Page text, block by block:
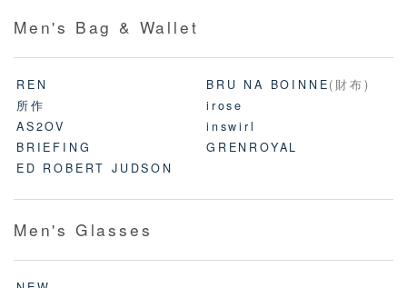
Men's Bag & Wallet
REN BRU NA BOINNE(財布)
所作
irose
AS2OV
inswirl
BRIEFING
GRENROYAL
ED ROBERT JUDSON
Men's Glasses